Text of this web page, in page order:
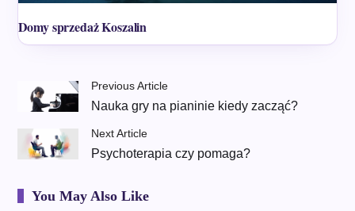
Domy sprzedaż Koszalin
Previous Article
Nauka gry na pianinie kiedy zacząć?
Next Article
Psychoterapia czy pomaga?
You May Also Like